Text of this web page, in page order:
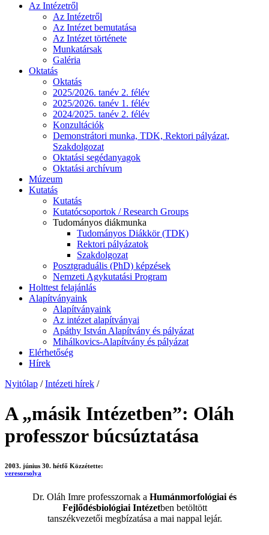
Az Intézetről
Az Intézetről
Az Intézet bemutatása
Az Intézet története
Munkatársak
Galéria
Oktatás
Oktatás
2025/2026. tanév 2. félév
2025/2026. tanév 1. félév
2024/2025. tanév 2. félév
Konzultációk
Demonstrátori munka, TDK, Rektori pályázat,
Szakdolgozat
Oktatási segédanyagok
Oktatási archívum
Múzeum
Kutatás
Kutatás
Kutatócsoportok / Research Groups
Tudományos diákmunka
Tudományos Diákkör (TDK)
Rektori pályázatok
Szakdolgozat
Posztgraduális (PhD) képzések
Nemzeti Agykutatási Program
Holttest felajánlás
Alapítványaink
Alapítványaink
Az intézet alapítványai
Apáthy István Alapítvány és pályázat
Mihálkovics-Alapítvány és pályázat
Elérhetőség
Hírek
Nyitólap / Intézeti hírek /
A „másik Intézetben”: Oláh
professzor búcsúztatása
2003. június 30. hétfő Közzétette:
veresorsolya
Dr. Oláh Imre professzornak a Humánmorfológiai és
Fejlődésbiológiai Intézetben betöltött
tanszékvezetői megbízatása a mai nappal lejár.